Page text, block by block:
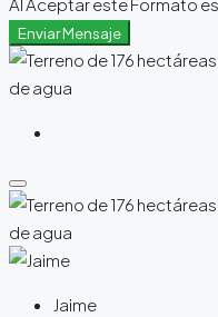
Enviar Mensaje
Jaime